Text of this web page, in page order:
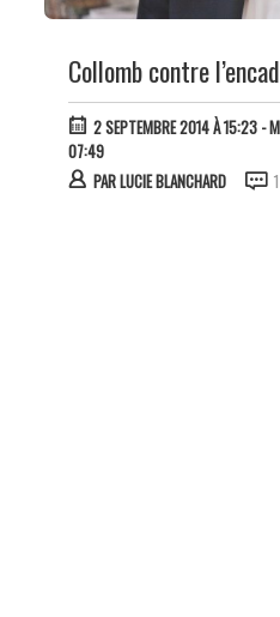
Collomb contre
2 SEPTEMBRE 2014 À 15:23-
07:49
PARLUCIE BLANCHARD